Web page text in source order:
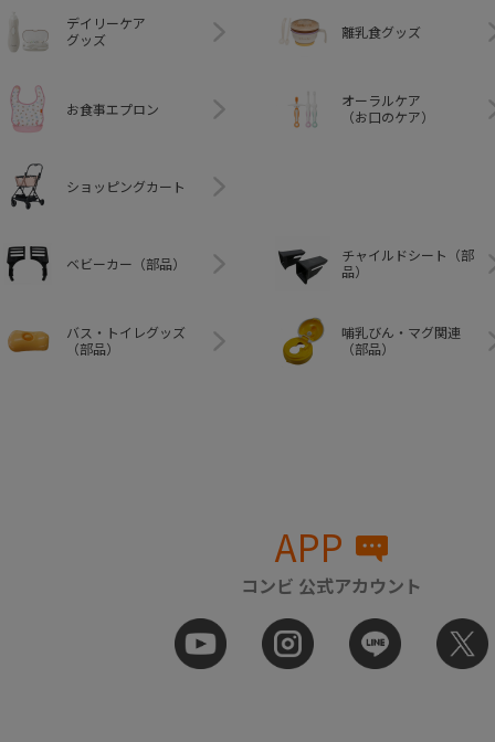
デイリーケア
グッズ
離乳食グッズ
お食事エプロン
オーラルケア
（お口のケア）
ショッピングカート
ベビーカー（部品）
チャイルドシート（部
品）
バス・トイレグッズ
（部品）
哺乳びん・マグ関連
（部品）
APP
コンビ 公式アカウント